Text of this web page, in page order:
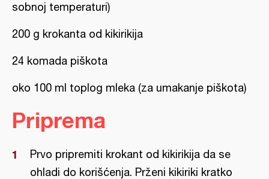
sobnoj temperaturi)
200 g krokanta od kikirikija
24 komada piškota
oko 100 ml toplog mleka (za umakanje piškota)
Priprema
Prvo pripremiti krokant od kikirikija da se
ohladi do korišćenja. Prženi kikiriki kratko